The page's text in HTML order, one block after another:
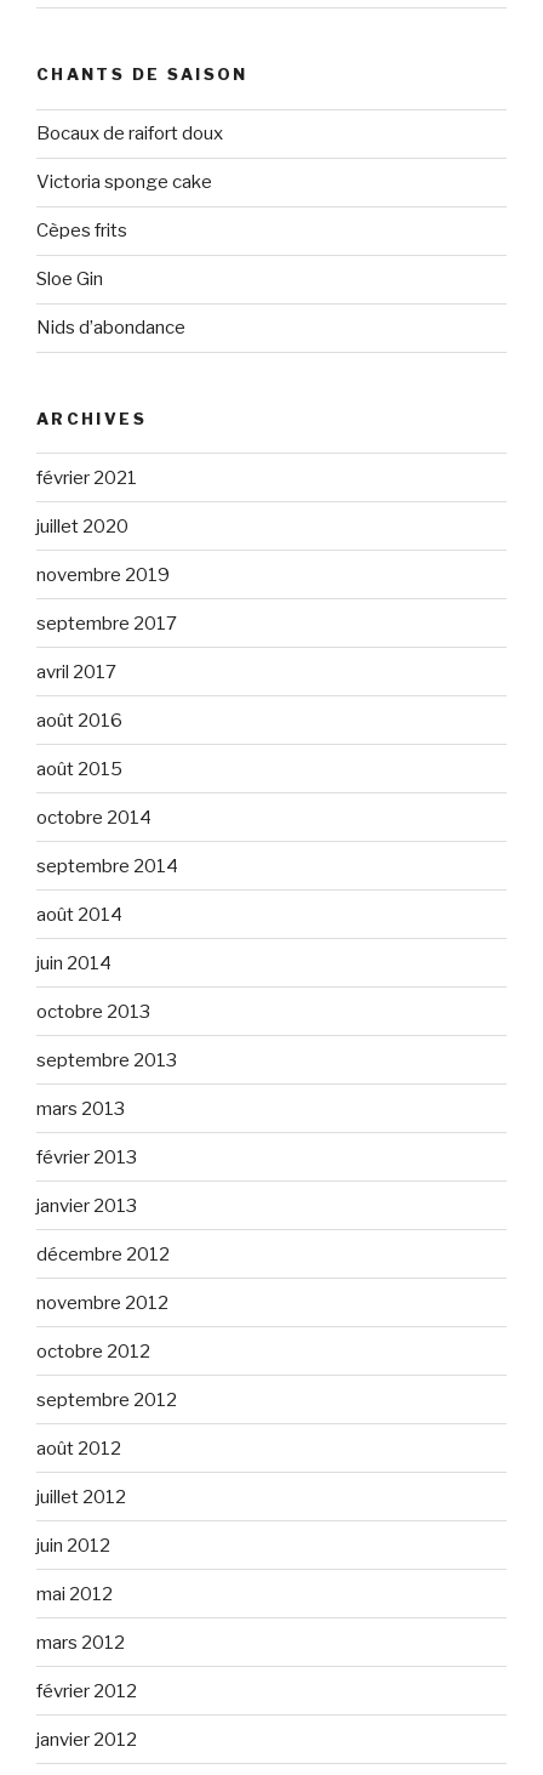
CHANTS DE SAISON
Bocaux de raifort doux
Victoria sponge cake
Cèpes frits
Sloe Gin
Nids d’abondance
ARCHIVES
février 2021
juillet 2020
novembre 2019
septembre 2017
avril 2017
août 2016
août 2015
octobre 2014
septembre 2014
août 2014
juin 2014
octobre 2013
septembre 2013
mars 2013
février 2013
janvier 2013
décembre 2012
novembre 2012
octobre 2012
septembre 2012
août 2012
juillet 2012
juin 2012
mai 2012
mars 2012
février 2012
janvier 2012